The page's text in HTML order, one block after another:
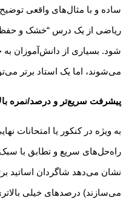
ساده و با مثال‌های واقعی
ریاضی از یک درس “خشک و
شود. بسیاری از دانش‌آموزان
می‌شوند، اما یک استاد برتر
پیشرفت سریع‌تر و درصد/نمره
به ویژه در کنکور یا امتحانات
راه‌حل‌های سریع و تطابق با
نشان می‌دهد شاگردان اساتید
می‌سازند) درصدهای خیلی